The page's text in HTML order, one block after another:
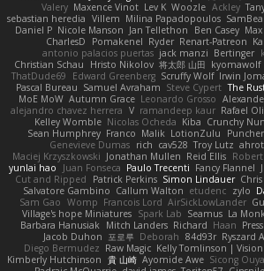
Valery Maxence Vinot Lev K Woozle Ackley
sebastian heredia Villem Milina Papadopoulos
Daniel P Nicole Manson Jan Tellethon Ben Casey
CharlesD
Pomakenel Ryder Renart-Patreon
antonio palacios puertas jack manzi Bertinger k
Christian Schau
Hristo Nikolov 将太郎 山田 kyomawolf
ThatDude69
Edward Greenberg Scruffy Wolf Irwin
Pascal Bureau Samuel Avraham Steve Cypert The
MoE MoW Autumn Grace Leonardo Grosso
alejandro chavez herrera V ramandeep kaur Rafael
Kelley Womble Nicolas Ocheda Kiba Crunchy
Sean Humphrey Franco Malik LotionZulu
Genevieve Dumas rich cav528 Troy Lutz
Maciej Krzyszkowski Jonathan Mullen Reid Ellis
yunlai hao
Juan Fonseca Paulo Trecenti Fancy Flannel
Cut and Ripped
Patrick Perkins Simon Lindauer
Salvatore Gambino Callum Walton etudenc zylo
Sam Gao Womp Francois Lord AirSickLowLander
Village's hope Miniatures Spark Lab Seamus La
Barbara Hanusiak Mitch Landers Richard Haan
Jacob Duhon 포로루 Deborah 84d93r Ryszard
Diego Bermudez Raw Magic Kelly Tomlinson | Vision
Kimberly Hutchinson 貴 山崎 Ayomide Awe Sicong